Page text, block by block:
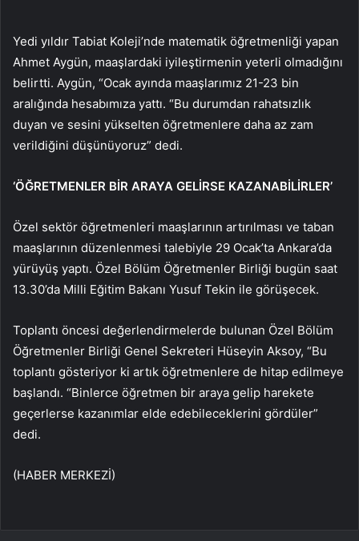
Yedi yıldır Tabiat Koleji’nde matematik öğretmenliği yapan
Ahmet Aygün, maaşlardaki iyileştirmenin yeterli olmadığını
belirtti. Aygün, “Ocak ayında maaşlarımız 21-23 bin
aralığında hesabımıza yattı. “Bu durumdan rahatsızlık
duyan ve sesini yükselten öğretmenlere daha az zam
verildiğini düşünüyoruz” dedi.
‘ÖĞRETMENLER BİR ARAYA GELİRSE KAZANABİLİRLER’
Özel sektör öğretmenleri maaşlarının artırılması ve taban
maaşlarının düzenlenmesi talebiyle 29 Ocak’ta Ankara’da
yürüyüş yaptı. Özel Bölüm Öğretmenler Birliği bugün saat
13.30’da Milli Eğitim Bakanı Yusuf Tekin ile görüşecek.
Toplantı öncesi değerlendirmelerde bulunan Özel Bölüm
Öğretmenler Birliği Genel Sekreteri Hüseyin Aksoy, “Bu
toplantı gösteriyor ki artık öğretmenlere de hitap edilmeye
başlandı. “Binlerce öğretmen bir araya gelip harekete
geçerlerse kazanımlar elde edebileceklerini gördüler”
dedi.
(HABER MERKEZİ)